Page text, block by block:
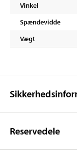
Vinkel
Spændevidde
Vægt
Reservedele